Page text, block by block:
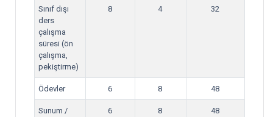
Sınıf dışı
ders
çalışma
süresi (ön
çalışma,
pekiştirme)
8 4 32
Ödevler 6 8 48
Sunum /
6 8 48